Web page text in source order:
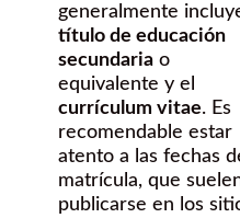
generalmente
título de educación
secundaria o
equivalente y el
currículum vitae. Es
recomendable estar
atento a las fechas
matrícula, que
publicarse en los